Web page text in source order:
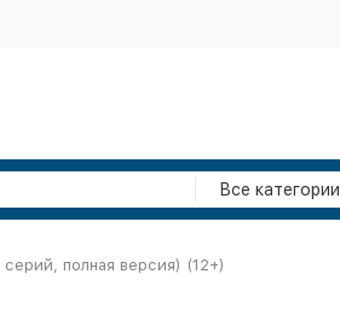
Все категории
полная версия) (12+)